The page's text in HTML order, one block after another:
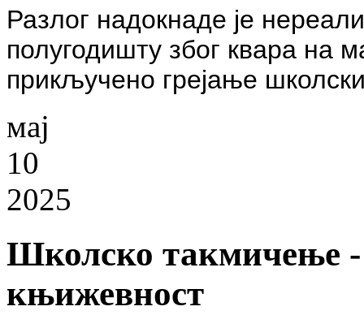
Разлог надокнаде је
полугодишту због квара на
прикључено грејање
мај
10
2025
Школско такмичење -
књижевност